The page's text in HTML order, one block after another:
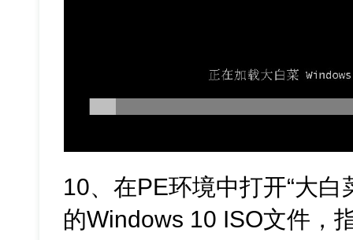
10、在PE环境中打开“大
的Windows 10 ISO文件，